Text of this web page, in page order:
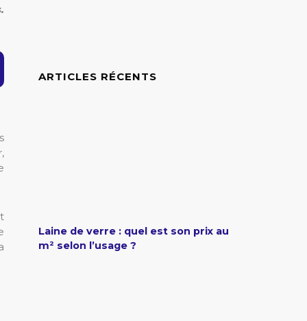
ARTICLES RÉCENTS
Laine de verre : quel est son prix au
m² selon l’usage ?